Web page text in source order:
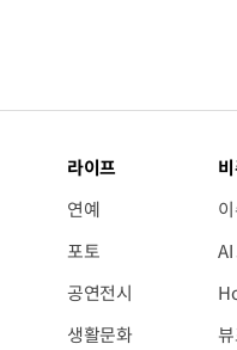
라이프
연예
포토
공연전시
생활문화